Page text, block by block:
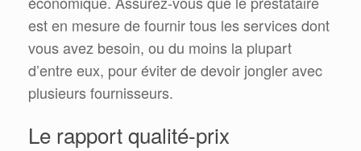
est en mesure de fournir tous les services dont
vous avez besoin, ou du moins la plupart
d’entre eux, pour éviter de devoir jongler avec
plusieurs fournisseurs.
Le rapport qualité-prix